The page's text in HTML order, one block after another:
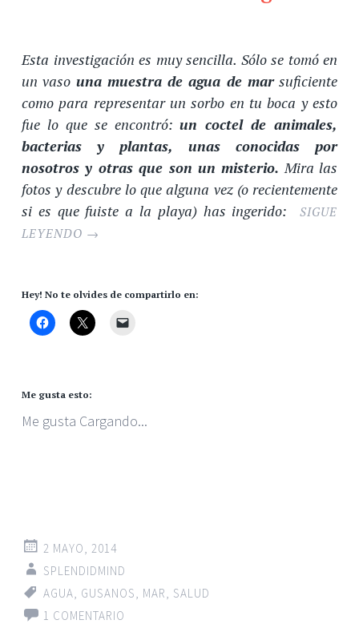
Esta investigación es muy sencilla. Sólo se tomó en
un vaso una muestra de agua de marsuficiente
como para representar un sorbo en tu boca y esto
fue lo que se encontró:un coctel de animales,
bacterias y plantas, unas conocidas por
nosotros y otras que son un misterio. Mira las
fotos y descubre lo que alguna vez (o recientemente
si es que fuiste a la playa) has ingerido: SIGUE
LEYENDO →
Hey! No te olvides de compartirlo en:
Me gusta esto:
Me gusta Cargando...
2 MAYO, 2014
SPLENDIDMIND
AGUA GUSANOS MAR
SALUD
1 COMENTARIO